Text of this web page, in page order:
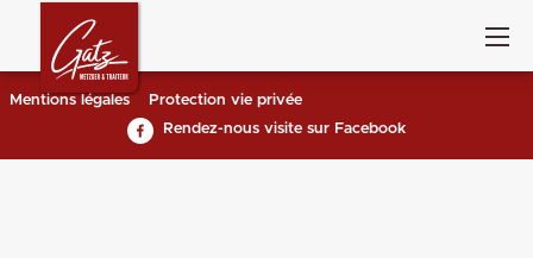
Mentions légales
Protection vie privée
Rendez-nous visite sur Facebook